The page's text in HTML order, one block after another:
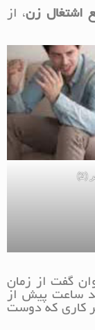
اشتغال زن، از
گفت از زمان
ساعت پیش از
کاری که دوست